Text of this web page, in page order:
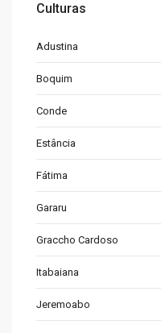
Culturas
Adustina
Boquim
Conde
Estância
Fátima
Gararu
Graccho Cardoso
Itabaiana
Jeremoabo